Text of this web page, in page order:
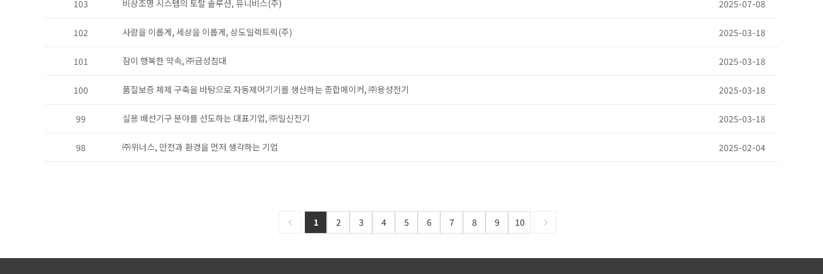
103 비상조명 시스템의 토탈 솔루션, 유니비스(주) 2025-07-08
102 사람을 이롭게, 세상을 이롭게, 상도일렉트릭(주) 2025-03-18
101 잠이 행복한 약속, ㈜금성침대 2025-03-18
100 품질보증 체제 구축을 바탕으로 자동제어기기를 생산하는 종합메이커, ㈜용성전기 2025-03-18
99 실용 배선기구 분야를 선도하는 대표기업, ㈜일신전기 2025-03-18
98 ㈜위너스, 안전과 환경을 먼저 생각하는 기업 2025-02-04
1 2 3 4 5 6 7 8 9 10